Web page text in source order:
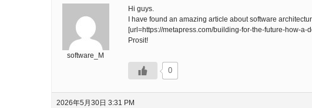
software_M
Hi guys.
I have found an amazing article about software
[url=https://metapress.com/building-for-the-future-how-
Prosit!
0
2026年5月30日 3:31 PM